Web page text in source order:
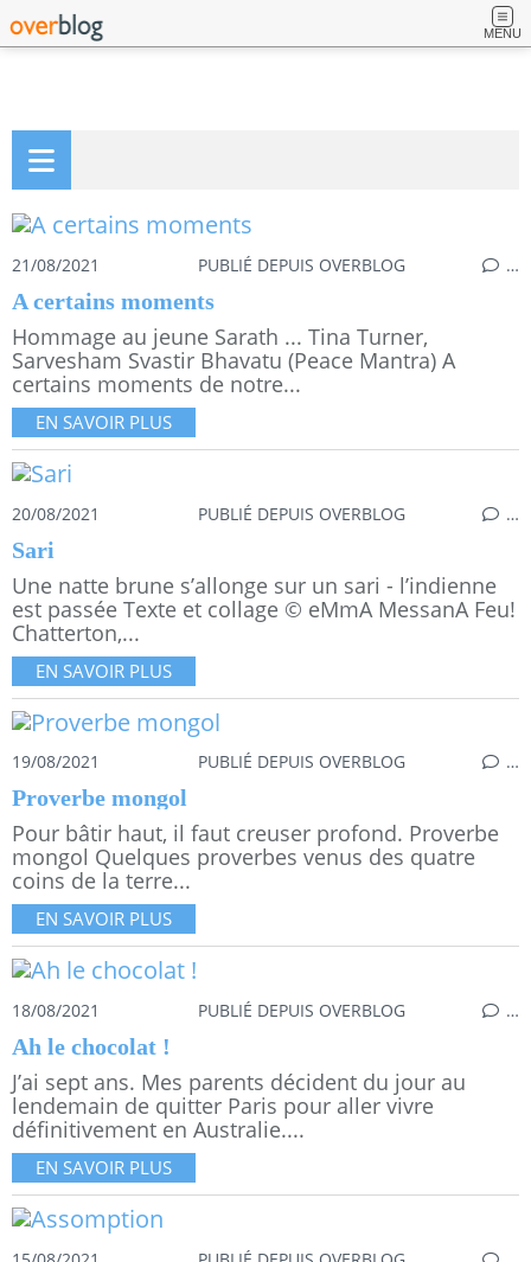
MENU
21/08/2021 PUBLIÉ DEPUIS OVERBLOG …
A certains moments
Hommage au jeune Sarath ... Tina Turner,
Sarvesham Svastir Bhavatu (Peace Mantra) A
certains moments de notre...
EN SAVOIR PLUS
20/08/2021 PUBLIÉ DEPUIS OVERBLOG …
Sari
Une natte brune s’allonge sur un sari - l’indienne
est passée Texte et collage © eMmA MessanA Feu!
Chatterton,...
EN SAVOIR PLUS
19/08/2021 PUBLIÉ DEPUIS OVERBLOG …
Proverbe mongol
Pour bâtir haut, il faut creuser profond. Proverbe
mongol Quelques proverbes venus des quatre
coins de la terre...
EN SAVOIR PLUS
18/08/2021 PUBLIÉ DEPUIS OVERBLOG …
Ah le chocolat !
J’ai sept ans. Mes parents décident du jour au
lendemain de quitter Paris pour aller vivre
définitivement en Australie....
EN SAVOIR PLUS